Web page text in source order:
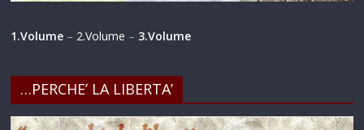
1.Volume – 2.Volume – 3.Volume
…PERCHE’ LA LIBERTA’